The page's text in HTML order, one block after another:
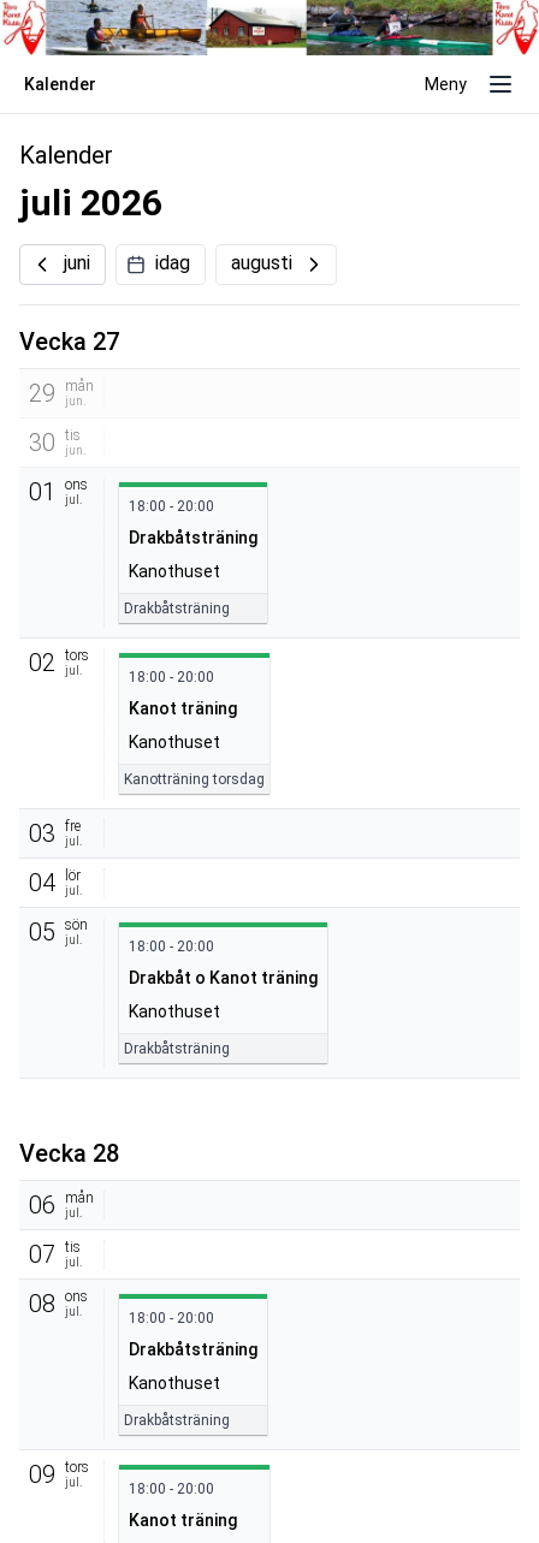
Kalender Meny
Kalender
juli 2026
juni idag augusti
Vecka 27
29
mån
jun.
30 tis
jun.
01 ons
jul. 18:00 - 20:00
Drakbåtsträning
Kanothuset
Drakbåtsträning
02 tors
jul. 18:00 - 20:00
Kanot träning
Kanothuset
Kanotträning torsdag
03 fre
jul.
04 lör
jul.
05 sön
jul. 18:00 - 20:00
Drakbåt o Kanot träning
Kanothuset
Drakbåtsträning
Vecka 28
06
mån
jul.
07 tis
jul.
08 ons
jul. 18:00 - 20:00
Drakbåtsträning
Kanothuset
Drakbåtsträning
09 tors
jul. 18:00 - 20:00
Kanot träning